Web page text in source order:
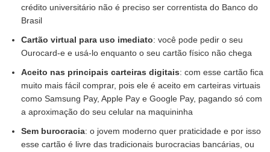
crédito universitário não é preciso ser correntista do Banco do
Brasil
Cartão virtual para uso imediato: você pode pedir o seu
Ourocard-e e usá-lo enquanto o seu cartão físico não chega
Aceito nas principais carteiras digitais: com esse cartão fica
muito mais fácil comprar, pois ele é aceito em carteiras virtuais
como Samsung Pay, Apple Pay e Google Pay, pagando só com
a aproximação do seu celular na maquininha
Sem burocracia: o jovem moderno quer praticidade e por isso
esse cartão é livre das tradicionais burocracias bancárias, ou